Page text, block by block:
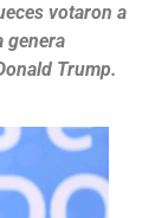
votaron a
genera
Trump.